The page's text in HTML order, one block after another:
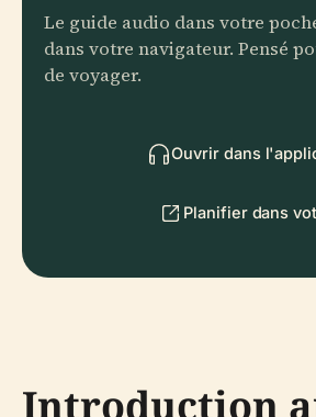
Le guide audio dans votre
dans votre navigateur. Pensé
de voyager.
Ouvrir dans
Planifier dans
Introduction